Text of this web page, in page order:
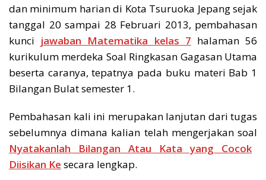
dan minimum harian di Kota Tsuruoka Jepang sejak
tanggal 20 sampai 28 Februari 2013, pembahasan
kunci jawaban Matematika kelas 7 halaman 56
kurikulum merdeka Soal Ringkasan Gagasan Utama
beserta caranya, tepatnya pada buku materi Bab 1
Bilangan Bulat semester 1.
Pembahasan kali ini merupakan lanjutan dari tugas
sebelumnya dimana kalian telah mengerjakan soal
Nyatakanlah Bilangan Atau Kata yang Cocok
Diisikan Ke secara lengkap.